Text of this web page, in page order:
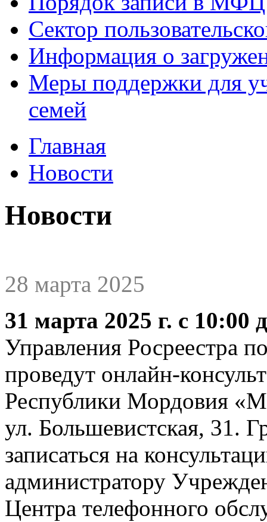
Сектор
Информация о
Меры поддержки для
семей
Главная
Новости
Новости
28 марта 2025
31 марта 2025 г. с 10:00
Управления Росреестра
проведут онлайн-
Республики Мордовия
ул. Большевистская, 31.
записаться на
администратору
Центра телефонного